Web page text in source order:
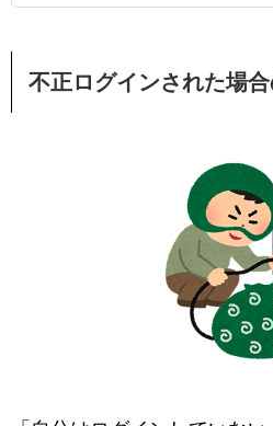
不正ログインされた場